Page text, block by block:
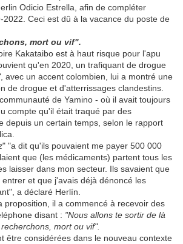
Odicio Estrella, afin de compléter
2022. Ceci est dû à la vacance du poste de
mort ou vif".
Kakataibo est à haut risque pour l'apu
qu'en 2020, un trafiquant de drogue
, avec un accent colombien, lui a montré une
de drogue et d'atterrissages clandestins.
de Yamino - où il avait toujours
compte qu'il était traqué par des
depuis un certain temps, selon le rapport
" "a dit qu'ils pouvaient me payer 500 000
que (les médicaments) partent tous les
laisser dans mon secteur. Ils savaient que
et que j'avais déjà dénoncé les
a déclaré Herlín.
proposition, il a commencé à recevoir des
disant : "Nous allons te sortir de là
mort ou vif".
être considérées dans le nouveau contexte